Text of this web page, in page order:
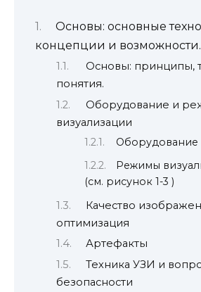
Основы: основные
концепции и возможности.
Основы: принципы,
понятия.
Оборудование и
визуализации
Оборудование
Режимы
(см. рисунок 1-3 )
Качество
оптимизация
Артефакты
Техника УЗИ и
безопасности